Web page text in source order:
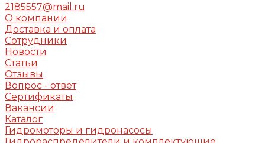
2185557@mail.ru
О компании
Доставка и оплата
Сотрудники
Новости
Статьи
Отзывы
Вопрос - ответ
Сертификаты
Вакансии
Каталог
Гидромоторы и гидронасосы